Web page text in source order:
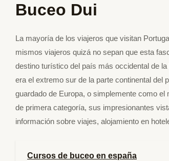
Buceo Dui
La mayoría de los viajeros que visitan
mismos viajeros quizá no sepan que esta
destino turístico del país más occidental de
era el extremo sur de la parte continental del
guardado de Europa, o simplemente como
de primera categoría, sus impresionantes
información sobre viajes, alojamiento en
Cursos de buceo en españa